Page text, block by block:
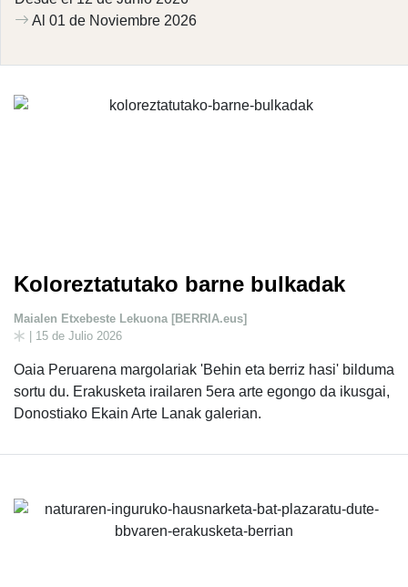
Al 01 de Noviembre 2026
Koloreztatutako barne bulkadak
Maialen Etxebeste Lekuona [BERRIA.eus]
| 15 de Julio 2026
Oaia Peruarena margolariak 'Behin eta berriz hasi' bilduma
sortu du. Erakusketa irailaren 5era arte egongo da ikusgai,
Donostiako Ekain Arte Lanak galerian.